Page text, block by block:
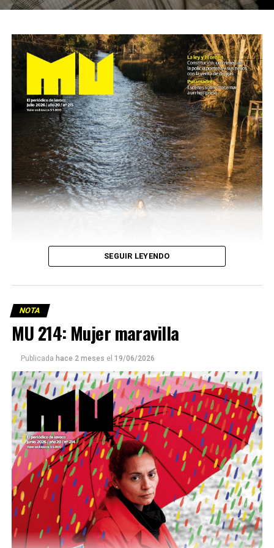
Este número 215 de MU ☝️viene con doble tapa, que
podría ser una frase:
Sin chamuyo, a remarla.
Descargar la Mu en PDF
SEGUIR LEYENDO
NOTA
MU 214: Mujer maravilla
Publicada hace 2 meses el 19/06/2026